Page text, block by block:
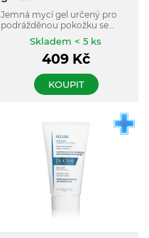
Jemná mycí gel určený pro
podrážděnou pokožku se
sklonem k seboreické
dermatitidě.Skladem < 5 ks
409 Kč
KOUPIT